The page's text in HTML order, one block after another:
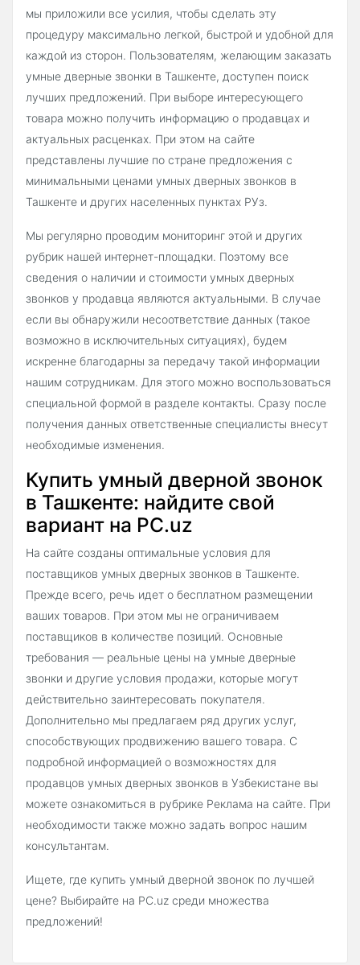
мы приложили все усилия, чтобы сделать эту
процедуру максимально легкой, быстрой и удобной для
каждой из сторон. Пользователям, желающим заказать
умные дверные звонки в Ташкенте, доступен поиск
лучших предложений. При выборе интересующего
товара можно получить информацию о продавцах и
актуальных расценках. При этом на сайте
представлены лучшие по стране предложения с
минимальными ценами умных дверных звонков в
Ташкенте и других населенных пунктах РУз.
Мы регулярно проводим мониторинг этой и других
рубрик нашей интернет-площадки. Поэтому все
сведения о наличии и стоимости умных дверных
звонков у продавца являются актуальными. В случае
если вы обнаружили несоответствие данных (такое
возможно в исключительных ситуациях), будем
искренне благодарны за передачу такой информации
нашим сотрудникам. Для этого можно воспользоваться
специальной формой в разделе контакты. Сразу после
получения данных ответственные специалисты внесут
необходимые изменения.
Купить умный дверной звонок
в Ташкенте: найдите свой
вариант на PC.uz
На сайте созданы оптимальные условия для
поставщиков умных дверных звонков в Ташкенте.
Прежде всего, речь идет о бесплатном размещении
ваших товаров. При этом мы не ограничиваем
поставщиков в количестве позиций. Основные
требования — реальные цены на умные дверные
звонки и другие условия продажи, которые могут
действительно заинтересовать покупателя.
Дополнительно мы предлагаем ряд других услуг,
способствующих продвижению вашего товара. С
подробной информацией о возможностях для
продавцов умных дверных звонков в Узбекистане вы
можете ознакомиться в рубрике Реклама на сайте. При
необходимости также можно задать вопрос нашим
консультантам.
Ищете, где купить умный дверной звонок по лучшей
цене? Выбирайте на PC.uz среди множества
предложений!